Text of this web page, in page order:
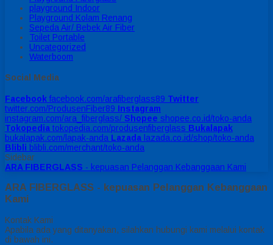
playground Indoor
Playground Kolam Renang
Sepeda Air/ Bebek Air Fiber
Toilet Portable
Uncategorized
Waterboom
Social Media
Facebook facebook.com/arafiberglass89 Twitter
twitter.com/ProdusenFiber89 Instagram
instagram.com/ara_fiberglass/ Shopee shopee.co.id/toko-anda
Tokopedia tokopedia.com/produsenfiberglass Bukalapak
bukalapak.com/lapak-anda Lazada lazada.co.id/shop/toko-anda
Blibli blibli.com/merchant/toko-anda
Sidebar
ARA FIBERGLASS - kepuasan Pelanggan Kebanggaan Kami
ARA FIBERGLASS - kepuasan Pelanggan Kebanggaan
Kami
Kontak Kami
Apabila ada yang ditanyakan, silahkan hubungi kami melalui kontak
di bawah ini.